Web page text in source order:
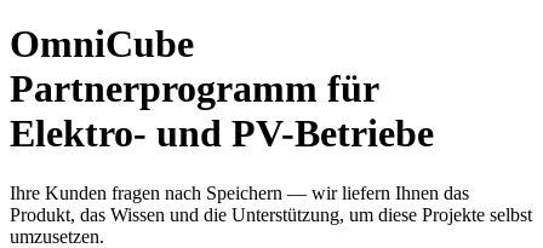
OmniCube
Partnerprogramm für
Elektro- und PV-Betriebe
Ihre Kunden fragen nach Speichern — wir liefern Ihnen das
Produkt, das Wissen und die Unterstützung, um diese Projekte selbst
umzusetzen.